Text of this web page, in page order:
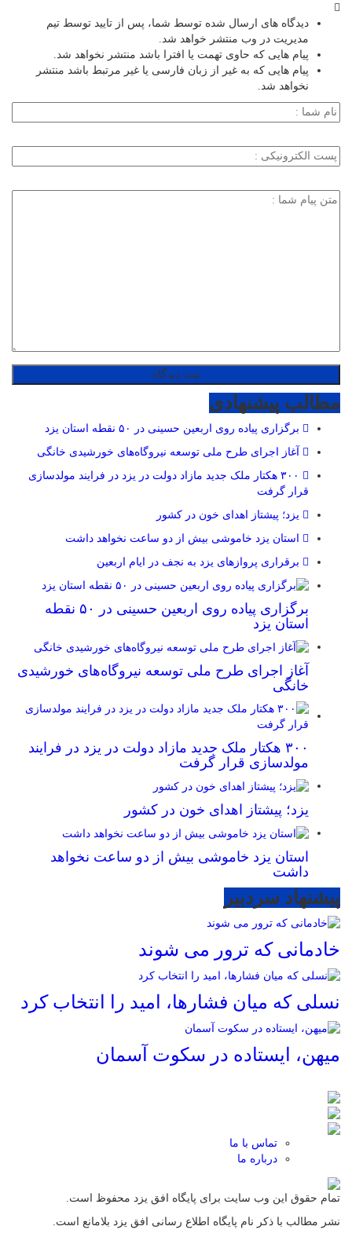
دیدگاه های ارسال شده توسط شما، پس از تایید توسط تیم
مدیریت در وب منتشر خواهد شد.
پیام هایی که حاوی تهمت یا افترا باشد منتشر نخواهد شد.
پیام هایی که به غیر از زبان فارسی یا غیر مرتبط باشد منتشر
نخواهد شد.
مطالب پیشنهادی
برگزاری پیاده روی اربعین حسینی در ۵۰ نقطه استان یزد
آغاز اجرای طرح ملی توسعه نیروگاه‌های خورشیدی خانگی
۳۰۰ هکتار ملک جدید مازاد دولت در یزد در فرایند مولدسازی
قرار گرفت
یزد؛ پیشتاز اهدای خون در کشور
استان یزد خاموشی بیش از دو ساعت نخواهد داشت
برقراری پرواز‌های یزد به نجف در ایام اربعین
برگزاری پیاده روی اربعین حسینی در ۵۰ نقطه
استان یزد
آغاز اجرای طرح ملی توسعه نیروگاه‌های خورشیدی
خانگی
۳۰۰ هکتار ملک جدید مازاد دولت در یزد در فرایند
مولدسازی قرار گرفت
یزد؛ پیشتاز اهدای خون در کشور
استان یزد خاموشی بیش از دو ساعت نخواهد
داشت
پیشنهاد سردبیر
خادمانی که ترور می شوند
نسلی که میان فشارها، امید را انتخاب کرد
میهن، ایستاده در سکوت آسمان
تماس با ما
درباره ما
تمام حقوق این وب سایت برای پایگاه افق یزد محفوظ است.
نشر مطالب با ذکر نام پایگاه اطلاع رسانی افق یزد بلامانع است.